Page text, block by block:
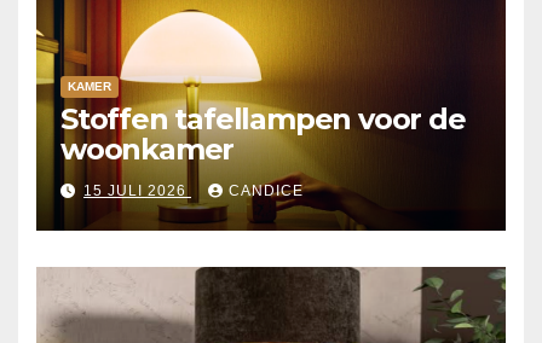
KAMER
Stoffen tafellampen voor de
woonkamer
15 JULI 2026 CANDICE